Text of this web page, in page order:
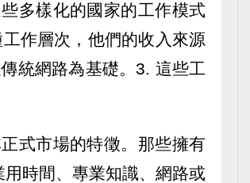
多樣化的國家的工作模式
作層次，他們的收入來源
統網路為基礎。3. 這些工
式市場的特徵。那些擁有
時間、專業知識、網路或